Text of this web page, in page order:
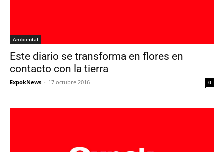
Ambiental
Este diario se transforma en flores en
contacto con la tierra
ExpokNews - 17 octubre 2016 0